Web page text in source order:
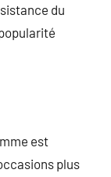
du
est
plus